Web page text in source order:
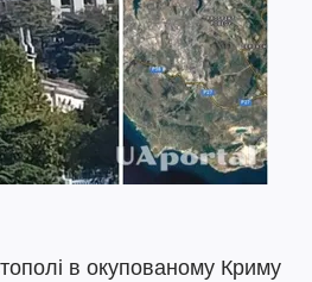
в окупованому Криму